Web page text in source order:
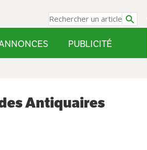
PUBLICITÉ
des Antiquaires